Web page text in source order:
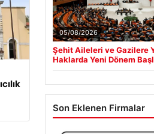
05/08/2026
Şehit Aileleri ve Gazilere
Haklarda Yeni Dönem
Son Eklenen Firmalar